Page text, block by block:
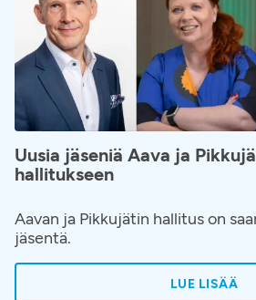
Uusia jäseniä Aava ja
hallitukseen
Aavan ja Pikkujätin hallitus on
jäsentä.
LUE LISÄÄ